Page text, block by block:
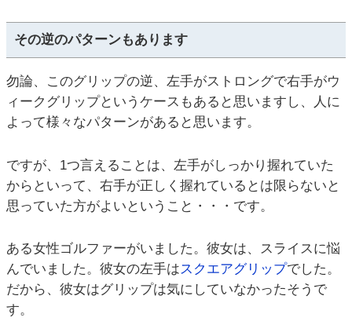
その逆のパターンもあります
勿論、このグリップの逆、左手がストロングで右手がウ
ィークグリップというケースもあると思いますし、人に
よって様々なパターンがあると思います。
ですが、1つ言えることは、左手がしっかり握れていた
からといって、右手が正しく握れているとは限らないと
思っていた方がよいということ・・・です。
ある女性ゴルファーがいました。彼女は、スライスに悩
んでいました。彼女の左手はスクエアグリップでした。
だから、彼女はグリップは気にしていなかったそうで
す。